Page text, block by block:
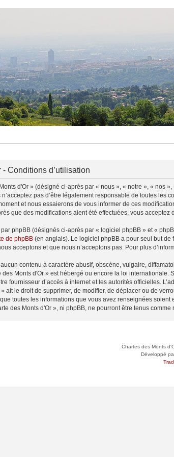
Conditions d’utilisation
d'Or » (désigné ci-après par « nous », « notre », « nos
pas d’être légalement responsable de toutes
et nous essaierons de vous informer de ces
que des modifications aient été effectuées, vous
phpBB (désignés ci-après par « logiciel phpBB » et «
de phpBB (en anglais). Le logiciel phpBB a pour seul but
acceptons et que nous n’acceptons pas. Pour plus
contenu à caractère abusif, obscène, vulgaire,
des Monts d'Or » est hébergé ou encore la loi
fournisseur d’accès à internet et les autorités officielles.
ait le droit de supprimer, de modifier, de déplacer ou de
toutes les informations que vous avez renseignées
des Monts d'Or », ni phpBB, ne pourront être tenus
Chartes des Monts
Développé